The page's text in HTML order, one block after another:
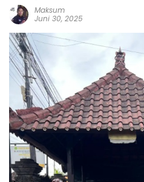
Maksum
Juni 30, 2025